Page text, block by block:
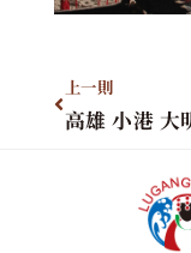
上一則
高雄 小港 大